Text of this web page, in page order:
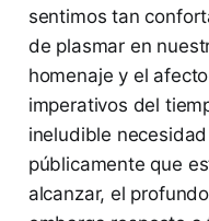
sentimos tan
de plasmar en
homenaje y el
imperativos del
ineludible
públicamente que
alcanzar, el